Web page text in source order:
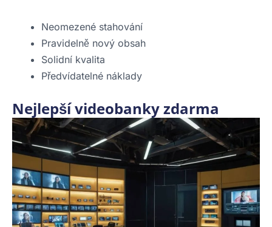
Neomezené stahování
Pravidelně nový obsah
Solidní kvalita
Předvídatelné náklady
Nejlepší videobanky zdarma